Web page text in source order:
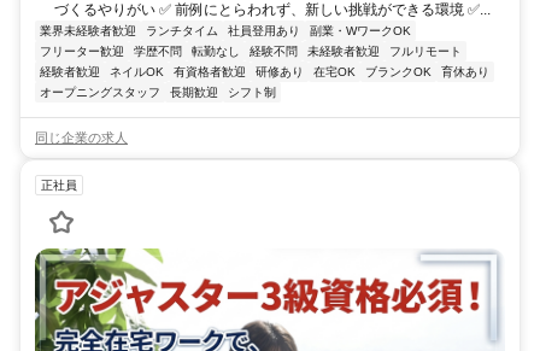
づくるやりがい ✅ 前例にとらわれず、新しい挑戦ができる環境 ✅...
業界未経験者歓迎 ランチタイム 社員登用あり
副業・WワークOK
フリーター歓迎
学歴不問 転勤なし 経験不問 未経験者歓迎
フルリモート
経験者歓迎
ネイルOK 有資格者歓迎 研修あり 在宅OK ブランクOK
育休あり
オープニングスタッフ
長期歓迎 シフト制
同じ企業の求人
正社員